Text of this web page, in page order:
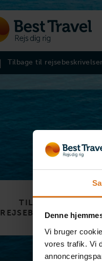
Denne
Vi bruger
vores trafik. Vi
Tilbage til
TILBAGE TIL
REJSEBESKRIVELSEN